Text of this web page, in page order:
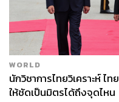
WORLD
นักวิชาการไทยวิเคราะห์ ไ
ให้ชัดเป็นมิตรได้ถึงจุดไหน